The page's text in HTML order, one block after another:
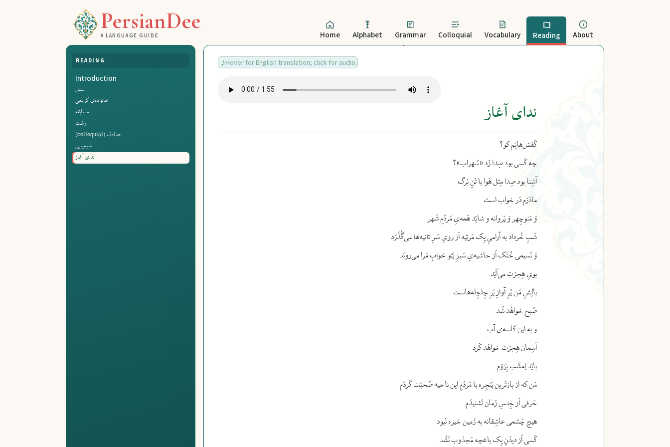
PersianDee
A LANGUAGE GUIDE Home Alphabet Grammar Colloquial Vocabulary Reading About
READING
Introduction
سبل
خانواده‌ی کریمی
مسابقه
رشت
تصادف (colloquial)
شیمیایی
ندای آغاز
Hover for English translation; click for audio.
ندای آغاز
کَفش‌هایَم کو؟
چه کَسی بود صِدا زَد «سُهراب»؟
آشِنا بود صِدا مِثل هَوا با تَنِ بَرگ
مادَرَم دَر خواب است
وَ مَنوچِهر وَ پَروانه و شایَد هَمه‌یِ مَردُمِ شَهر
شَبِ خُرداد به آرامیِ یِک مَرثیه اَز رویِ سَرِ ثانیه‌ها می‌گُذَرَد
وَ نَسیمی خُنَک اَز حاشیه‌یِ سَبزِ پَتو خوابِ مَرا می‌روبَد
بویِ هِجرَت می‌آیَد
بالِشِ مَن پُرِ آوازِ پَرِ چِلچِله‌هاست
صُبح خواهَد شُد
و به این کاسه‌ی آب
آسِمان هِجرَت خواهَد کَرد
بایَد اِمشَب بِرَوَم
مَن که از بازتَرین پَنجِره با مَردُمِ این ناحیه صُحبَت کَردَم
حَرفی اَز جِنسِ زَمان نَشنیدَم
هیچ چَشمی عاشِقانه به زَمین خیره نَبود
کَسی اَز دیدَنِ یِک باغچه مَجذوب نَشُد